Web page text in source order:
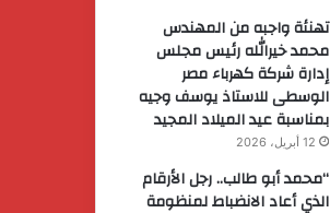
تهنئة واجبه من المهندس
محمد خيرالله رئيس مجلس
إدارة شركة كهرباء مصر
الوسطى للاستاذ يوسف وجيه
بمناسبة عيد الميلاد المجيد
12 أبريل، 2026
“محمد أبو طالب.. رجل الأرقام
الذي أعاد الانضباط لمنظومة